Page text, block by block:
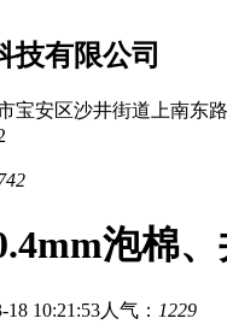
技有限公司
宝安区沙井街道上南东
泡棉
10:21:53人气： 1229